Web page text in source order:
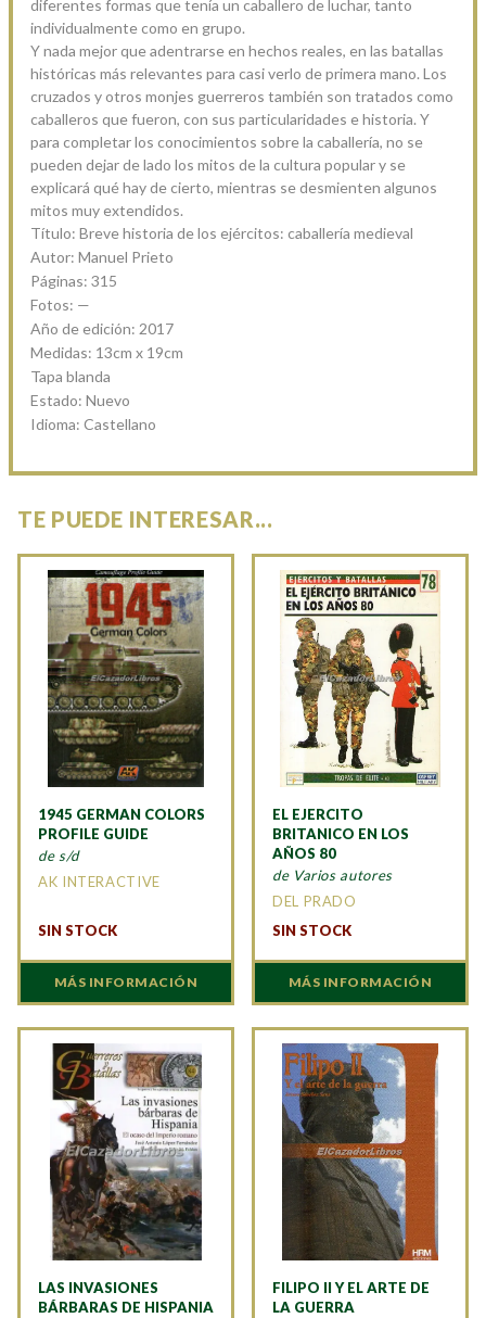
diferentes formas que tenía un caballero de luchar, tanto
individualmente como en grupo.
Y nada mejor que adentrarse en hechos reales, en las batallas
históricas más relevantes para casi verlo de primera mano. Los
cruzados y otros monjes guerreros también son tratados como
caballeros que fueron, con sus particularidades e historia. Y
para completar los conocimientos sobre la caballería, no se
pueden dejar de lado los mitos de la cultura popular y se
explicará qué hay de cierto, mientras se desmienten algunos
mitos muy extendidos.
Título: Breve historia de los ejércitos: caballería medieval
Autor: Manuel Prieto
Páginas: 315
Fotos: —
Año de edición: 2017
Medidas: 13cm x 19cm
Tapa blanda
Estado: Nuevo
Idioma: Castellano
TE PUEDE INTERESAR...
1945 GERMAN COLORS
PROFILE GUIDE
de s/d
AK INTERACTIVE
SIN STOCK
MÁS INFORMACIÓN
EL EJERCITO
BRITANICO EN LOS
AÑOS 80
de Varios autores
DEL PRADO
SIN STOCK
MÁS INFORMACIÓN
LAS INVASIONES
BÁRBARAS DE HISPANIA
FILIPO II Y EL ARTE DE
LA GUERRA